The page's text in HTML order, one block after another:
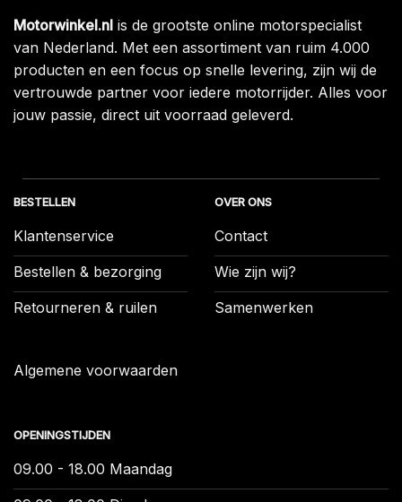
Motorwinkel.nl is de grootste online motorspecialist
van Nederland. Met een assortiment van ruim 4.000
producten en een focus op snelle levering, zijn wij de
vertrouwde partner voor iedere motorrijder. Alles voor
jouw passie, direct uit voorraad geleverd.
BESTELLEN
Klantenservice
Bestellen & bezorging
Retourneren & ruilen
Algemene voorwaarden
OVER ONS
Contact
Wie zijn wij?
Samenwerken
OPENINGSTIJDEN
09.00 - 18.00 Maandag